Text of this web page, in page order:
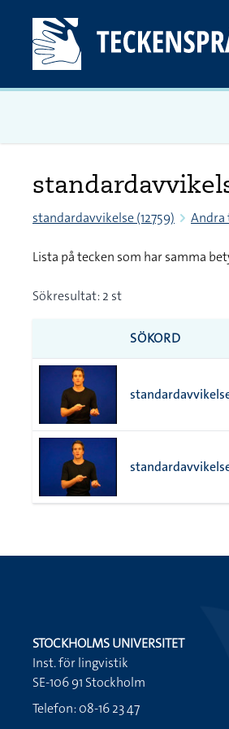
standardavvikelse (12759) Andra
Lista på tecken som har samma
Sökresultat: 2 st
SÖKORD
STOCKHOLMS UNIVERSITET
Inst. för lingvistik
SE-106 91 Stockholm
Telefon: 08-16 23 47